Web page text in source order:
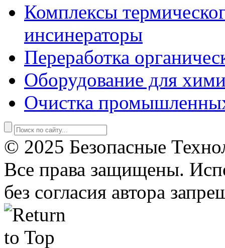
Комплексы
инсинераторы
Переработка
Оборудование для
Очистка
© 2025 Безопасные
Все права защищены.
без согласия автора